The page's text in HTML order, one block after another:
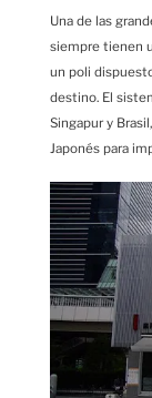
Una de las
siempre tienen
un poli
destino. El
Singapur y
Japonés para